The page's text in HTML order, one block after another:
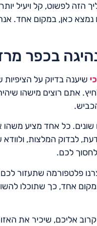
הזה לפשוט, קל ויעיל
כאן, במקום אחד.
בכפר
שיענה בדיוק על
אתם רוצים מישהו
שונים. כל אחד מציע
לבדוק המלצות,
לחסוך לכם.
פלטפורמה שתעזור
אחד, כך שתוכלו
אליכם, שיכיר את